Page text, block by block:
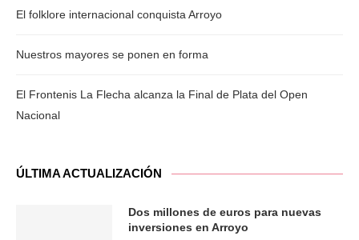
El folklore internacional conquista Arroyo
Nuestros mayores se ponen en forma
El Frontenis La Flecha alcanza la Final de Plata del Open
Nacional
ÚLTIMA ACTUALIZACIÓN
Dos millones de euros para nuevas
inversiones en Arroyo